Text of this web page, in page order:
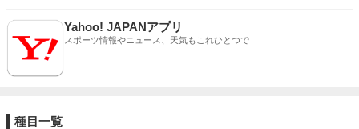
Yahoo! JAPANアプリ
スポーツ情報やニュース、天気もこれひとつで
種目一覧